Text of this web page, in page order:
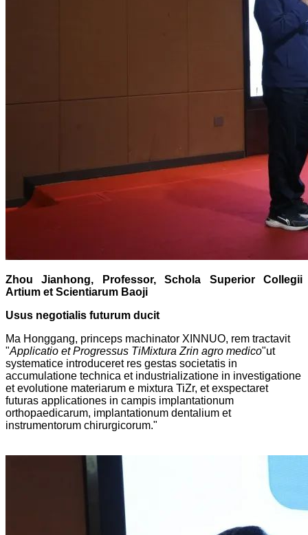
Zhou Jianhong, Professor, Schola Superior Collegii
Artium et Scientiarum Baoji
Usus negotialis futurum ducit
Ma Honggang, princeps machinator XINNUO, rem tractavit
"Applicatio et Progressus TiMixtura Zrin agro medico"ut
systematice introduceret res gestas societatis in
accumulatione technica et industrializatione in investigatione
et evolutione materiarum e mixtura TiZr, et exspectaret
futuras applicationes in campis implantationum
orthopaedicarum, implantationum dentalium et
instrumentorum chirurgicorum."